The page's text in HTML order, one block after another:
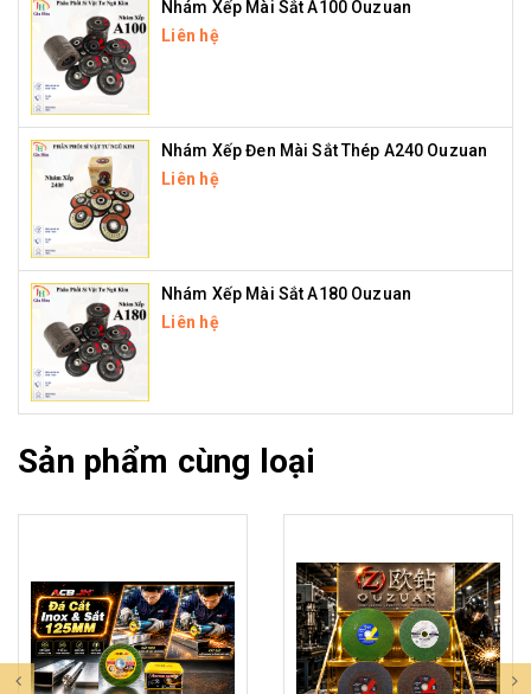
Nhám Xếp Mài Sắt A100 Ouzuan
Liên hệ
Nhám Xếp Đen Mài Sắt Thép A240 Ouzuan
Liên hệ
Nhám Xếp Mài Sắt A180 Ouzuan
Liên hệ
Sản phẩm cùng loại